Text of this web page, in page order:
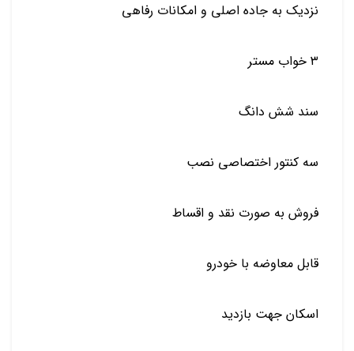
نزدیک به جاده اصلی و امکانات رفاهی
۳ خواب مستر
سند شش دانگ
️سه کنتور اختصاصی نصب
فروش به صورت نقد و اقساط
قابل معاوضه با خودرو
️اسکان جهت بازدید